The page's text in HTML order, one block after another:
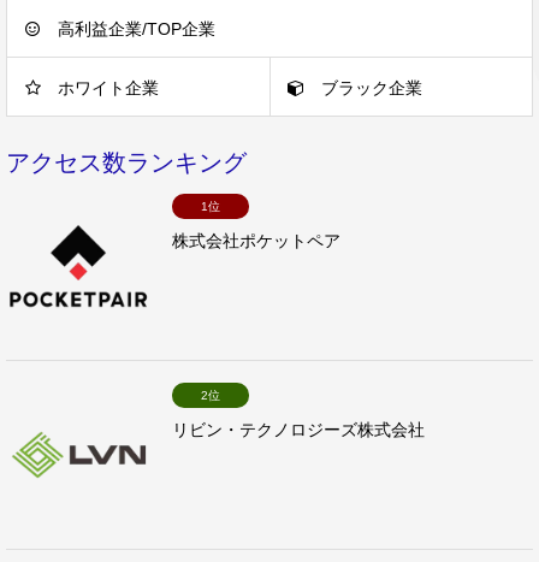
高利益企業/TOP企業
ホワイト企業 ブラック企業
アクセス数ランキング
1位
株式会社ポケットペア
2位
リビン・テクノロジーズ株式会社